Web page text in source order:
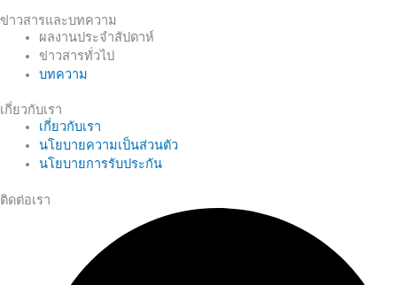
ข่าวสารและบทความ
ผลงานประจำสัปดาห์
ข่าวสารทั่วไป
บทความ
เกี่ยวกับเรา
เกี่ยวกับเรา
นโยบายความเป็นส่วนตัว
นโยบายการรับประกัน
ติดต่อเรา